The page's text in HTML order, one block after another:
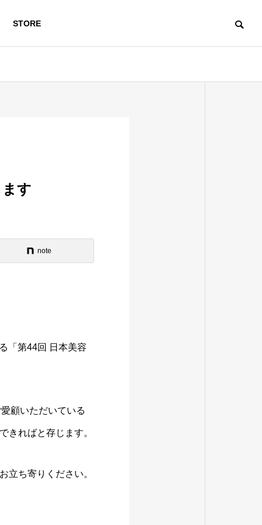
STORE
す
note
「第44回 日本美容
顧いただいている
きればと存じます。
立ち寄りください。